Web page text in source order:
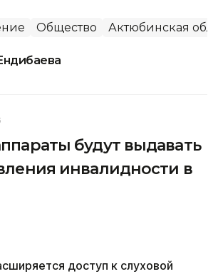
Общество Актюбинская
будут выдавать
инвалидности в
доступ к слуховой